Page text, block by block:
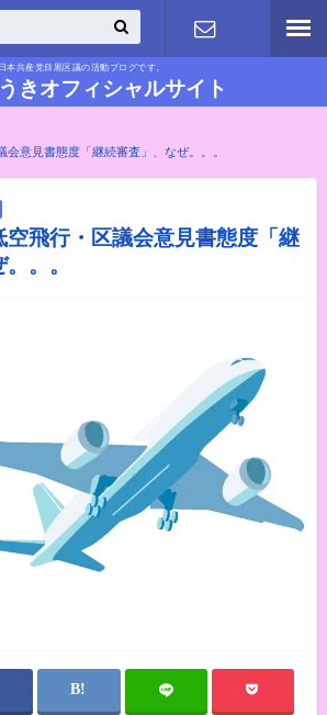
日本共産党目黒区議の活動ブログです。
きオフィシャルサイト
お問い合わ
会意見書態度「継続審査」、なぜ。。。
空飛行・区議会意見書態度「継
。。